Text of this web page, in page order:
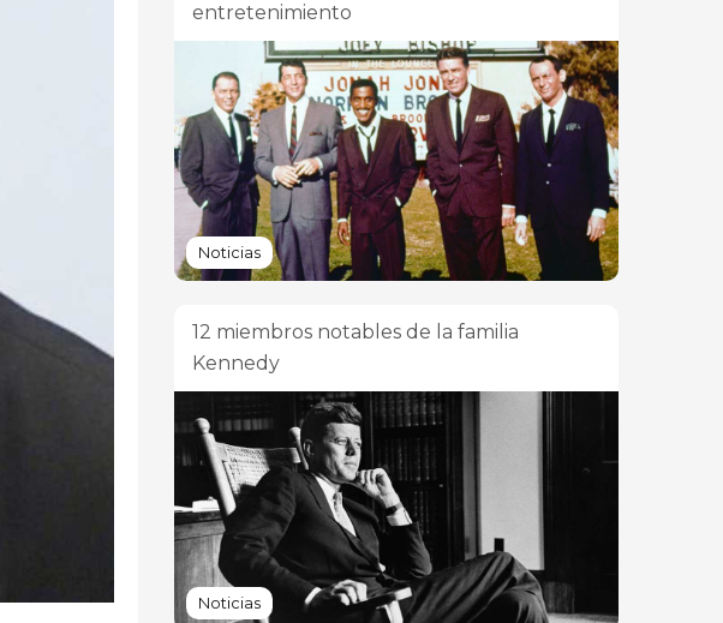
entretenimiento
Noticias
12 miembros notables de la familia
Kennedy
Noticias